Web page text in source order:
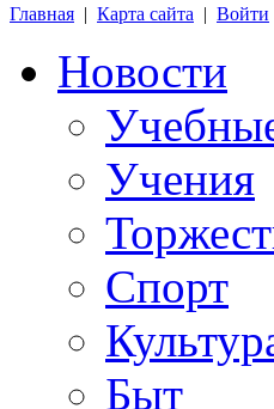
Главная | Карта сайта | Войти
Новости
Учения
Спорт
Быт